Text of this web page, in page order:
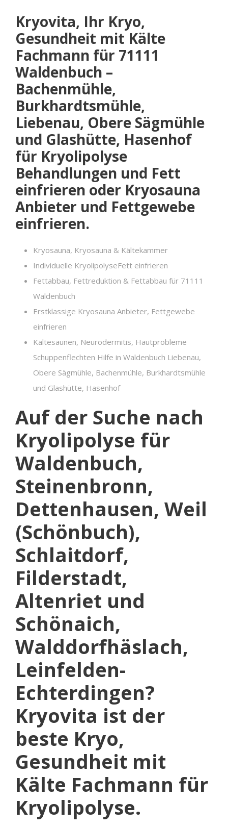
Kryovita, Ihr Kryo,
Gesundheit mit Kälte
Fachmann für 71111
Waldenbuch –
Bachenmühle,
Burkhardtsmühle,
Liebenau, Obere Sägmühle
und Glashütte, Hasenhof
für Kryolipolyse
Behandlungen und Fett
einfrieren oder Kryosauna
Anbieter und Fettgewebe
einfrieren.
Kryosauna, Kryosauna & Kältekammer
Individuelle KryolipolyseFett einfrieren
Fettabbau, Fettreduktion & Fettabbau für 71111
Waldenbuch
Erstklassige Kryosauna Anbieter, Fettgewebe
einfrieren
Kältesaunen, Neurodermitis, Hautprobleme
Schuppenflechten Hilfe in Waldenbuch Liebenau,
Obere Sägmühle, Bachenmühle, Burkhardtsmühle
und Glashütte, Hasenhof
Auf der Suche nach
Kryolipolyse für
Waldenbuch,
Steinenbronn,
Dettenhausen, Weil
(Schönbuch),
Schlaitdorf,
Filderstadt,
Altenriet und
Schönaich,
Walddorfhäslach,
Leinfelden-
Echterdingen?
Kryovita ist der
beste Kryo,
Gesundheit mit
Kälte Fachmann für
Kryolipolyse.